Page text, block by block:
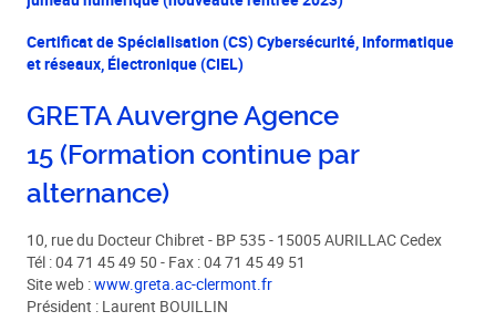
Certificat de Spécialisation (CS) Cybersécurité, Informatique
et réseaux, Électronique (CIEL)
GRETA Auvergne Agence
15 (Formation continue par
alternance)
10, rue du Docteur Chibret - BP 535 - 15005 AURILLAC Cedex
Tél : 04 71 45 49 50 - Fax : 04 71 45 49 51
Site web :www.greta.ac-clermont.fr
Président : Laurent BOUILLIN